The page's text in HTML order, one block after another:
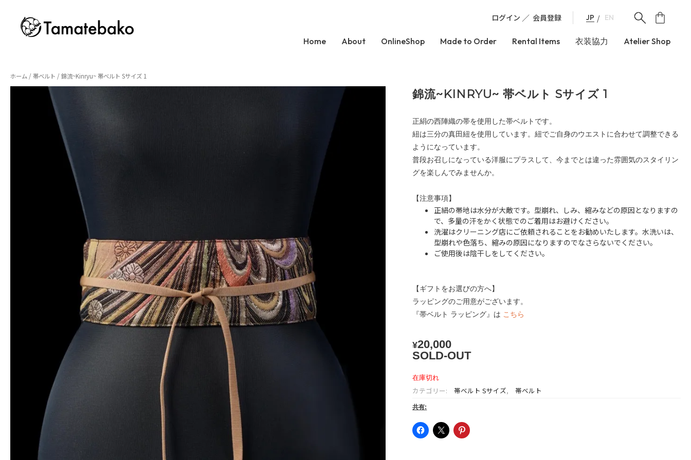
ログイン 会員登録 JP EN
Home About OnlineShop Made to Order Rental Items 衣装協力 Atelier Shop
ホーム /帯ベルト / 錦流~Kinryu~ 帯ベルト Sサイズ 1
錦流~KINRYU~ 帯ベルト Sサイズ 1
正絹の西陣織の帯を使用した帯ベルトです。
紐は三分の真田紐を使用しています。紐でご自身のウエストに合わせて調整できる
ようになっています。
普段お召しになっている洋服にプラスして、今までとは違った雰囲気のスタイリン
グを楽しんでみませんか。
【注意事項】
正絹の帯地は水分が大敵です。型崩れ、しみ、縮みなどの原因となりますの
で、多量の汗をかく状態でのご着用はお避けください。
洗濯はクリーニング店にご依頼されることをお勧めいたします。水洗いは、
型崩れや色落ち、縮みの原因になりますのでなさらないでください。
ご使用後は陰干しをしてください。
【ギフトをお選びの方へ】
ラッピングのご用意がございます。
『帯ベルト ラッピング』は こちら
¥20,000
SOLD-OUT
在庫切れ
カテゴリー: 帯ベルト Sサイズ, 帯ベルト
共有: